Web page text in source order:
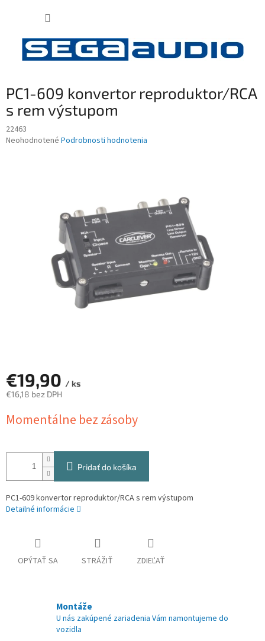
PC1-609 konvertor reproduktor/RCA
s rem výstupom
22463
Priemerné
Neohodnotené Podrobnosti hodnotenia
€19,90 / ks
€16,18 bez DPH
cena:
Momentálne bez zásoby
Pridať do košíka
PC1-609 konvertor reproduktor/RCA s rem výstupom
Detailné informácie
OPÝTAŤ SA STRÁŽIŤ ZDIEĽAŤ
Montáže
U nás zakúpené zariadenia Vám namontujeme do
vozidla